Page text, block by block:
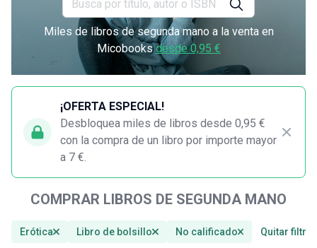
Miles de libros de segunda mano a la venta en
Micobooksdesde 0,95 €
¡OFERTA ESPECIAL!
Desbloquea miles de libros desde 0,95 €
con la compra de un libro por importe mayor
a 7 €.
COMPRAR LIBROS DE SEGUNDA MANO
Erótica Libro de bolsillo No calificado Quitar